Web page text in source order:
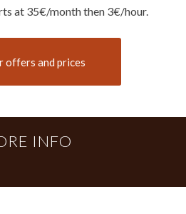
at 35€/month then 3€/hour.
offers and prices
INFO